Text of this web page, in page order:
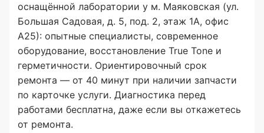
оснащённой лаборатории у м. Маяковская (ул.
Большая Садовая, д. 5, под. 2, этаж 1А, офис
А25): опытные специалисты, современное
оборудование, восстановление True Tone и
герметичности. Ориентировочный срок
ремонта — от 40 минут при наличии запчасти
по карточке услуги. Диагностика перед
работами бесплатна, даже если вы откажетесь
от ремонта.